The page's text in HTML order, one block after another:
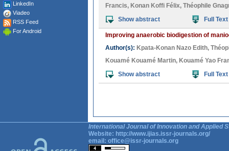
LinkedIn
Viadeo
RSS Feed
For Android
Francis, Konan Koffi Félix, Théophile
Show abstract
Full Text
Improving anaerobic biodigestion of
Author(s): Kpata-Konan Nazo Edith,
Kouamé Kouamé Martin, Kouamé Yao
Show abstract
Full Text
International Journal of Innovation and Applied
Website: http://www.ijias.issr-journals.org/
email: office@issr-journals.org